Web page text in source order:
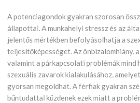
A potenciagondok gyakran szorosan
állapottal. A munkahelyi stressz és az
jelentős mértékben befolyásolhatja a
teljesítőképességet. Az önbizalomhiány,
valamint a párkapcsolati problémák mind
szexuális zavarok kialakulásához,
gyorsan megoldhat. A férfiak gyakran
bűntudattal küzdenek ezek miatt a